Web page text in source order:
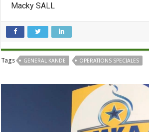
Macky SALL
Tags GENERAL KANDE OPERATIONS SPECIALES